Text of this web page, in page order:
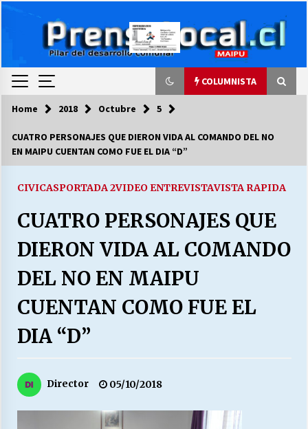
COLUMNISTA
COLUMNISTA
03/08/2026
LA DC POR SIEMPRE.RECORDANDO 69 AÑOS DE
28/07/2026
“ORGULLOSOS DE SER DC” SALUDA EL
27/07/2026
Escuela hospitalaria El Carmen de Maipu.
25/06/2026
Home 2018 Octubre 5
CUATRO PERSONAJES QUE DIERON VIDA AL COMANDO DEL NO
EN MAIPU CUENTAN COMO FUE EL DIA “D”
CIVICASPORTADA 2VIDEO ENTREVISTAVISTA RAPIDA
CUATRO PERSONAJES QUE
DIERON VIDA AL COMANDO
DEL NO EN MAIPU
CUENTAN COMO FUE EL
DIA “D”
Director 05/10/2018